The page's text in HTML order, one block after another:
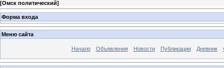
[Омск политический]
Форма входа
Меню сайта
Начало Объявления Новости Публикации Дневник